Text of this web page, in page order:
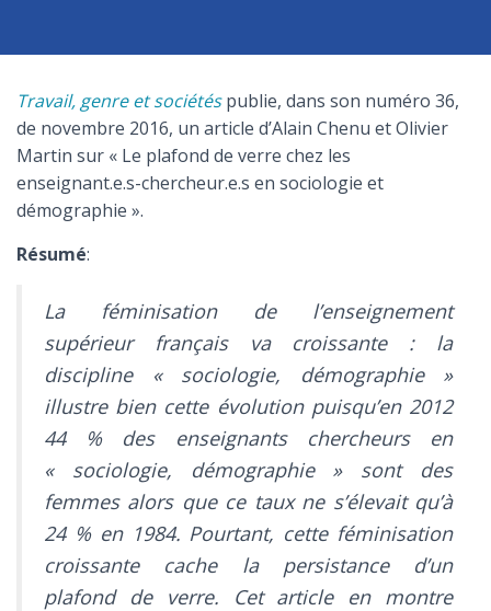
Travail, genre et sociétéspublie, dans son numéro 36,
de novembre 2016, un article d’Alain Chenu et Olivier
Martin sur « Le plafond de verre chez les
enseignant.e.s-chercheur.e.s en sociologie et
démographie ».
Résumé:
La féminisation de l’enseignement
supérieur français va croissante : la
discipline « sociologie, démographie »
illustre bien cette évolution puisqu’en 2012
44 % des enseignants chercheurs en
« sociologie, démographie » sont des
femmes alors que ce taux ne s’élevait qu’à
24 % en 1984. Pourtant, cette féminisation
croissante cache la persistance d’un
plafond de verre. Cet article en montre